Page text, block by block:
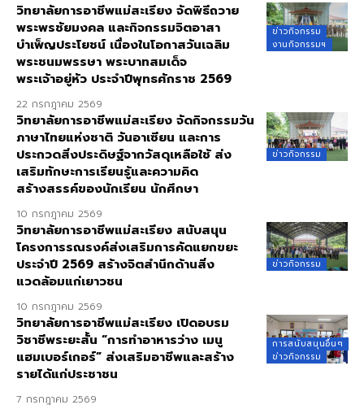
ข่าวกิจกรรม
งานกิจกรรมฯ
วิทยาลัยการอาชีพแม่สะเรียง จัดพิธีถวาย
พระพรชัยมงคล และกิจกรรมจิตอาสา
บำเพ็ญประโยชน์ เนื่องในโอกาสวันเฉลิม
พระชนมพรรษา พระบาทสมเด็จ
พระเจ้าอยู่หัว ประจำปีพุทธศักราช 2569
22 กรกฎาคม 2569
ข่าวกิจกรรม
วิทยาลัยการอาชีพแม่สะเรียง จัดกิจกรรมวัน
ภาษาไทยแห่งชาติ วันอาเซียน และการ
ประกวดสิ่งประดิษฐ์จากวัสดุเหลือใช้ ส่ง
เสริมทักษะการเรียนรู้และความคิด
สร้างสรรค์ของนักเรียน นักศึกษา
10 กรกฎาคม 2569
ข่าวกิจกรรม
วิทยาลัยการอาชีพแม่สะเรียง สนับสนุน
โครงการรณรงค์ส่งเสริมการคัดแยกขยะ
ประจำปี 2569 สร้างจิตสำนึกด้านสิ่ง
แวดล้อมแก่เยาวชน
10 กรกฎาคม 2569
การสนับสนุนอื่นๆ
ข่าวกิจกรรม
วิทยาลัยการอาชีพแม่สะเรียง เปิดอบรม
วิชาชีพระยะสั้น “การทำอาหารว่าง เมนู
แฮมเบอร์เกอร์” ส่งเสริมอาชีพและสร้าง
รายได้แก่ประชาชน
7 กรกฎาคม 2569